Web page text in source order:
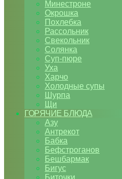
Минестроне
Окрошка
Похлебка
Рассольник
Свекольник
Солянка
Суп-пюре
Уха
Харчо
Холодные супы
Шурпа
Щи
ГОРЯЧИЕ БЛЮДА
Азу
Антрекот
Бабка
Бефстроганов
Бешбармак
Бигус
Биточки